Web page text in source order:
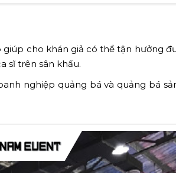
cho khán giả có thể tận hưởng
sĩ trên sân khấu.
nghiệp quảng bá và quảng bá